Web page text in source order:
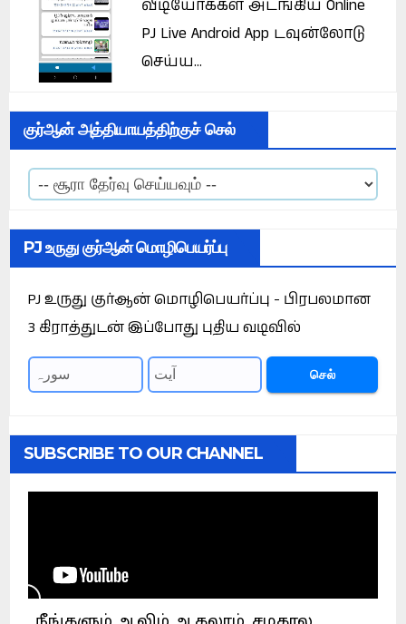
வீடியோக்கள் அடங்கிய Online
PJ Live Android App டவுன்லோடு
செய்ய...
குர்ஆன் அத்தியாயத்திற்குச் செல்
PJ உருது குர்ஆன் மொழிபெயர்ப்பு
PJ உருது குர்ஆன் மொழிபெயர்ப்பு - பிரபலமான
3 கிராத்துடன் இப்போது புதிய வடிவில்
செல்
SUBSCRIBE TO OUR CHANNEL